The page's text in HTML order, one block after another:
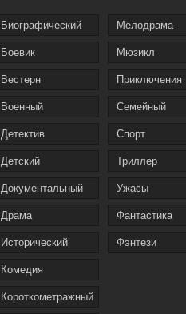
Биографический
Боевик
Вестерн
Военный
Детектив
Детский
Документальный
Драма
Исторический
Комедия
Короткометражный
Мелодрама
Мюзикл
Приключения
Семейный
Спорт
Триллер
Ужасы
Фантастика
Фэнтези